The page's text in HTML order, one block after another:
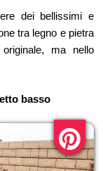
dei bellissimi e
tra legno e pietra
ma nello
basso